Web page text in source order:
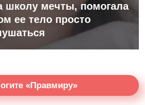
школу мечты, помогала
ее тело просто
«Правмиру»